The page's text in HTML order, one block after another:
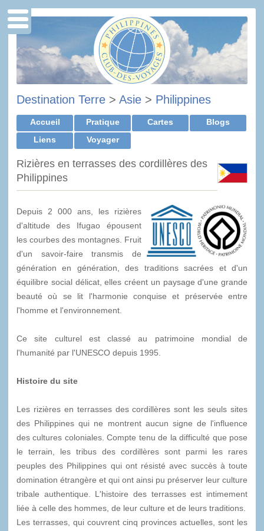
Destination Terre > Asie > Philippines
Accueil Pratique Cartes
Blogs
Liens
Voyager
Rizières en terrasses des cordillères des
Philippines
Depuis 2 000 ans, les rizières
d'altitude des Ifugao épousent
les courbes des montagnes. Fruit
d'un savoir-faire transmis de
génération en génération, des traditions sacrées et d'un
équilibre social délicat, elles créent un paysage d'une grande
beauté où se lit l'harmonie conquise et préservée entre
l'homme et l'environnement.
Ce site culturel est classé au patrimoine mondial de
l'humanité par l'UNESCO depuis 1995.
Histoire du site
Les rizières en terrasses des cordillères sont les seuls sites
des Philippines qui ne montrent aucun signe de l'influence
des cultures coloniales. Compte tenu de la difficulté que pose
le terrain, les tribus des cordillères sont parmi les rares
peuples des Philippines qui ont résisté avec succès à toute
domination étrangère et qui ont ainsi pu préserver leur culture
tribale authentique. L'histoire des terrasses est intimement
liée à celle des hommes, de leur culture et de leurs traditions.
Les terrasses, qui couvrent cinq provinces actuelles, sont les